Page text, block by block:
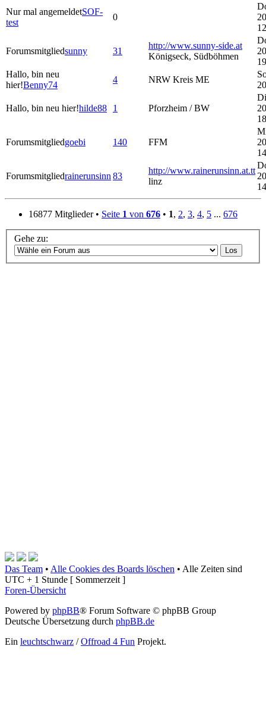
Nur mal angemeldetSOF-
test
0
Forumsmitgliedsunny 31
http://www.sunny-side.at
Königseck, Südböhmen
Hallo, bin neu
hier!Benny74
4 NRW Kreis ME
Hallo, bin neu hier!hilde88 1 Pforzheim / BW
Forumsmitgliedgoebi 140 FFM
Forumsmitgliedrainerunsinn 83
http://www.rainerunsinn.at.tt
linz
16877 Mitglieder • Seite 1 von 676 • 1, 2, 3, 4, 5 ... 676
Gehe zu:
Das Team • Alle Cookies des Boards löschen • Alle Zeiten sind
UTC + 1 Stunde [ Sommerzeit ]
Foren-Übersicht
Powered by phpBB® Forum Software © phpBB Group
Deutsche Übersetzung durch phpBB.de
Ein leuchtschwarz /Offroad 4 Fun Projekt.